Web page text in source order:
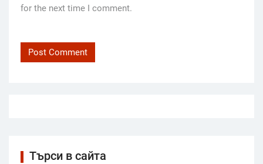
for the next time I comment.
Търси в сайта